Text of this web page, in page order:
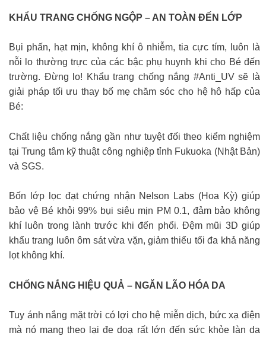
KHẨU TRANG CHỐNG NGỘP – AN TOÀN ĐẾN LỚP
Bụi phấn, hạt mịn, không khí ô nhiễm, tia cực tím, luôn là
nỗi lo thường trực của các bậc phụ huynh khi cho Bé đến
trường. Đừng lo! Khẩu trang chống nắng #Anti_UV sẽ là
giải pháp tối ưu thay bố mẹ chăm sóc cho hệ hô hấp của
Bé:
Chất liệu chống nắng gần như tuyệt đối theo kiểm nghiệm
tại Trung tâm kỹ thuật công nghiệp tỉnh Fukuoka (Nhật Bản)
và SGS.
Bốn lớp lọc đạt chứng nhận Nelson Labs (Hoa Kỳ) giúp
bảo vệ Bé khỏi 99% bụi siêu mịn PM 0.1, đảm bảo không
khí luôn trong lành trước khi đến phổi. Đệm mũi 3D giúp
khẩu trang luôn ôm sát vừa vặn, giảm thiểu tối đa khả năng
lọt không khí.
CHỐNG NẮNG HIỆU QUẢ – NGĂN LÃO HÓA DA
Tuy ánh nắng mặt trời có lợi cho hệ miễn dịch, bức xạ điện
mà nó mang theo lại đe doạ rất lớn đến sức khỏe làn da